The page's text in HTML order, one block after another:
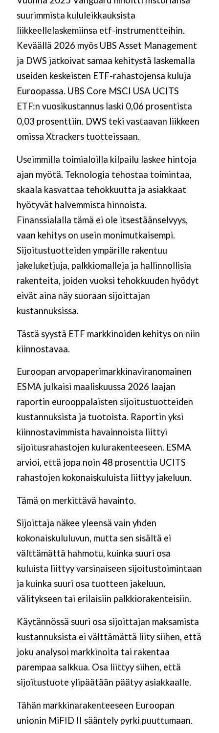
suurimmista kululeikkauksista
liikkeellelaskemiinsa etf-instrumentteihin.
Keväällä 2026 myös UBS Asset Management
ja DWS jatkoivat samaa kehitystä laskemalla
useiden keskeisten ETF-rahastojensa kuluja
Euroopassa. UBS Core MSCI USA UCITS
ETF:n vuosikustannus laski 0,06 prosentista
0,03 prosenttiin. DWS teki vastaavan liikkeen
omissa Xtrackers tuotteissaan.
Useimmilla toimialoilla kilpailu laskee hintoja
ajan myötä. Teknologia tehostaa toimintaa,
skaala kasvattaa tehokkuutta ja asiakkaat
hyötyvät halvemmista hinnoista.
Finanssialalla tämä ei ole itsestäänselvyys,
vaan kehitys on usein monimutkaisempi.
Sijoitustuotteiden ympärille rakentuu
jakeluketjuja, palkkiomalleja ja hallinnollisia
rakenteita, joiden vuoksi tehokkuuden hyödyt
eivät aina näy suoraan sijoittajan
kustannuksissa.
Tästä syystä ETF markkinoiden kehitys on niin
kiinnostavaa.
Euroopan arvopaperimarkkinaviranomainen
ESMA julkaisi maaliskuussa 2026 laajan
raportin eurooppalaisten sijoitustuotteiden
kustannuksista ja tuotoista. Raportin yksi
kiinnostavimmista havainnoista liittyi
sijoitusrahastojen kulurakenteeseen. ESMA
arvioi, että jopa noin 48 prosenttia UCITS
rahastojen kokonaiskuluista liittyy jakeluun.
Tämä on merkittävä havainto.
Sijoittaja näkee yleensä vain yhden
kokonaiskululuvun, mutta sen sisältä ei
välttämättä hahmotu, kuinka suuri osa
kuluista liittyy varsinaiseen sijoitustoimintaan
ja kuinka suuri osa tuotteen jakeluun,
välitykseen tai erilaisiin palkkiorakenteisiin.
Käytännössä suuri osa sijoittajan maksamista
kustannuksista ei välttämättä liity siihen, että
joku analysoi markkinoita tai rakentaa
parempaa salkkua. Osa liittyy siihen, että
sijoitustuote ylipäätään päätyy asiakkaalle.
Tähän markkinarakenteeseen Euroopan
unionin MiFID II sääntely pyrki puuttumaan.